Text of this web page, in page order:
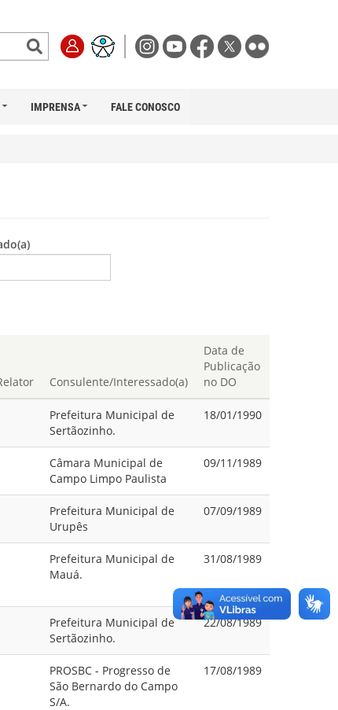
IMPRENSA FALE CONOSCO
Consulente/Interessado(a)
Data de
Publicação
no DO
Prefeitura Municipal de
Sertãozinho.
18/01/1990
Câmara Municipal de
Campo Limpo Paulista
09/11/1989
Prefeitura Municipal de
Urupês
07/09/1989
Prefeitura Municipal de
Mauá.
31/08/1989
Prefeitura Municipal de
Sertãozinho.
22/08/1989
PROSBC - Progresso de
São Bernardo do Campo
S/A.
17/08/1989